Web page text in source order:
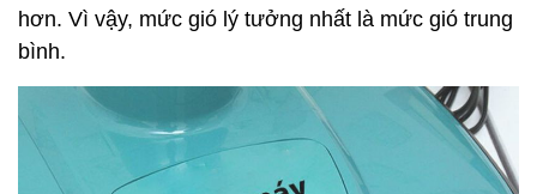
hơn. Vì vậy, mức gió lý tưởng nhất là mức gió trung
bình.